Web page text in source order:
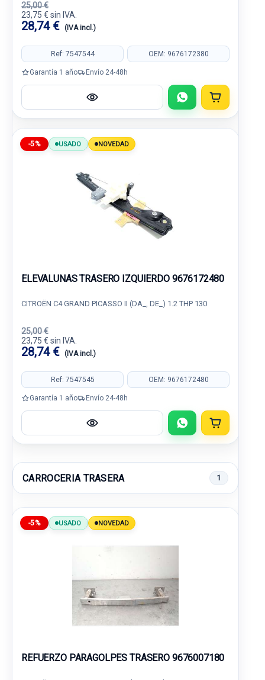
25,00 €
23,75 € sin IVA.
28,74 € (IVA incl.)
Ref: 7547544 OEM: 9676172380
Garantía 1 año Envío 24-48h
-5% USADO NOVEDAD
ELEVALUNAS TRASERO IZQUIERDO 9676172480
CITROËN C4 GRAND PICASSO II (DA_, DE_) 1.2 THP 130
25,00 €
23,75 € sin IVA.
28,74 € (IVA incl.)
Ref: 7547545 OEM: 9676172480
Garantía 1 año Envío 24-48h
CARROCERIA TRASERA 1
-5% USADO NOVEDAD
REFUERZO PARAGOLPES TRASERO 9676007180